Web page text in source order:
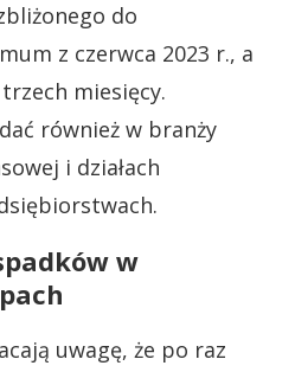
do
z czerwca 2023 r., a
miesięcy.
również w branży
i działach
w
uwagę, że po raz